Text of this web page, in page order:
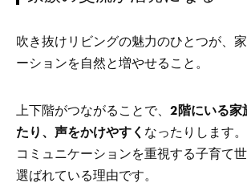
吹き抜けリビングの魅力のひとつが、
ーションを自然と増やせること。
上下階がつながることで、 2階にいる家
たり、声をかけやすく なったりします。
コミュニケーションを重視する子育て
選ばれている理由です。